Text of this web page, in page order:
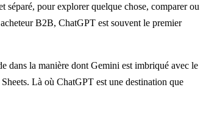
séparé, pour explorer quelque chose, comparer ou
B2B, ChatGPT est souvent le premier
dans la manière dont Gemini est imbriqué avec le
Là où ChatGPT est une destination que